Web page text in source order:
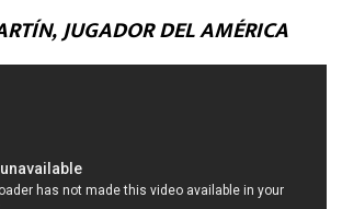
JUGADOR DEL AMÉRICA